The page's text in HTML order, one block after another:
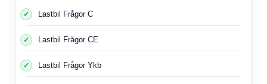
Lastbil Frågor C
Lastbil Frågor CE
Lastbil Frågor Ykb